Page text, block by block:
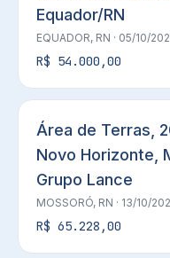
Equador/RN
EQUADOR, RN · 05/10/
R$ 54.000,00
Área de Terras,
Novo Horizonte,
Grupo Lance
MOSSORÓ, RN · 13/10/
R$ 65.228,00